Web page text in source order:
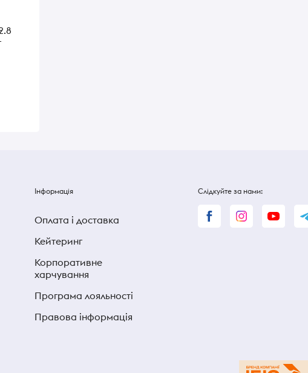
Caramel
Інформація
Оплата і доставка
Кейтеринг
Корпоративне
харчування
Програма лояльності
Правова інформація
Слідкуйте за нами: